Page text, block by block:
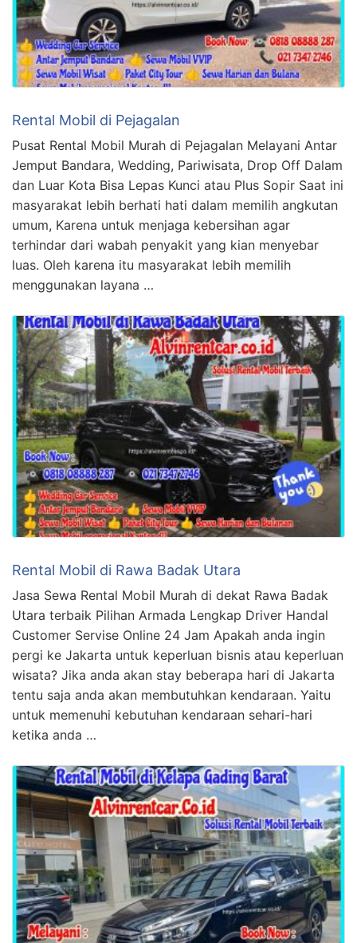
Rental Mobil di Pejagalan
Pusat Rental Mobil Murah di Pejagalan Melayani Antar
Jemput Bandara, Wedding, Pariwisata, Drop Off Dalam
dan Luar Kota Bisa Lepas Kunci atau Plus Sopir Saat ini
masyarakat lebih berhati hati dalam memilih angkutan
umum, Karena untuk menjaga kebersihan agar
terhindar dari wabah penyakit yang kian menyebar
luas. Oleh karena itu masyarakat lebih memilih
menggunakan layana …
Rental Mobil di Rawa Badak Utara
Jasa Sewa Rental Mobil Murah di dekat Rawa Badak
Utara terbaik Pilihan Armada Lengkap Driver Handal
Customer Servise Online 24 Jam Apakah anda ingin
pergi ke Jakarta untuk keperluan bisnis atau keperluan
wisata? Jika anda akan stay beberapa hari di Jakarta
tentu saja anda akan membutuhkan kendaraan. Yaitu
untuk memenuhi kebutuhan kendaraan sehari-hari
ketika anda …